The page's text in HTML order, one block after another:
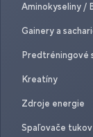
Aminokyseliny /
Gainery a
Predtréningové
Kreatíny
Zdroje energie
Spaľovače tukov